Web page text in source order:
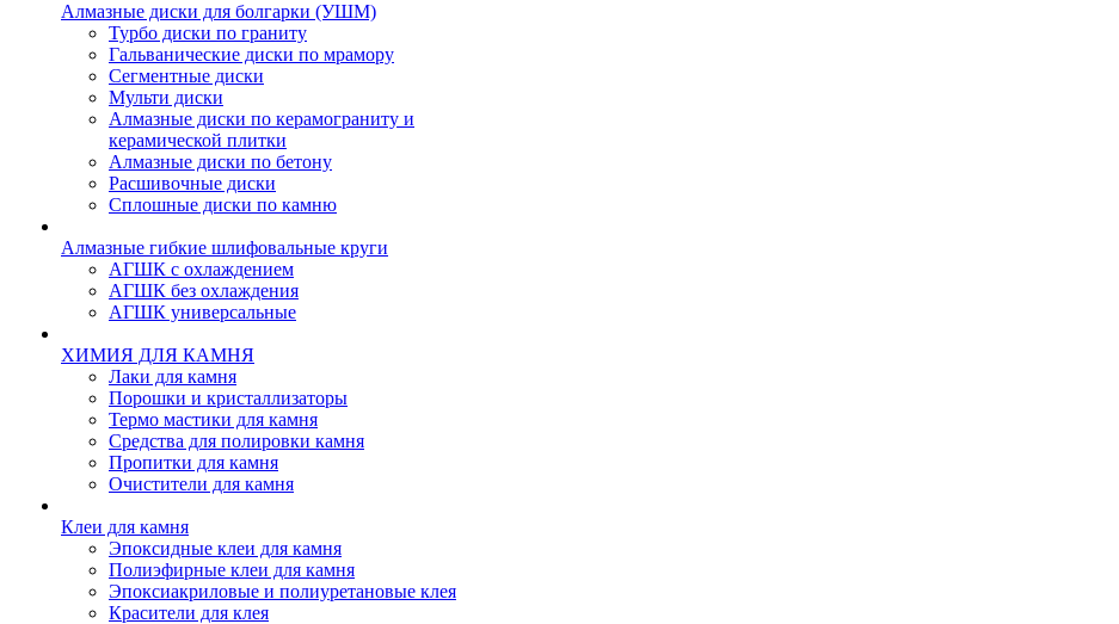
Алмазные диски для болгарки (УШМ)
Турбо диски по граниту
Гальванические диски по мрамору
Сегментные диски
Мульти диски
Алмазные диски по керамограниту и
керамической плитки
Алмазные диски по бетону
Расшивочные диски
Сплошные диски по камню
Алмазные гибкие шлифовальные круги
АГШК с охлаждением
АГШК без охлаждения
АГШК универсальные
ХИМИЯ ДЛЯ КАМНЯ
Лаки для камня
Порошки и кристаллизаторы
Термо мастики для камня
Средства для полировки камня
Пропитки для камня
Очистители для камня
Клеи для камня
Эпоксидные клеи для камня
Полиэфирные клеи для камня
Эпоксиакриловые и полиуретановые клея
Красители для клея